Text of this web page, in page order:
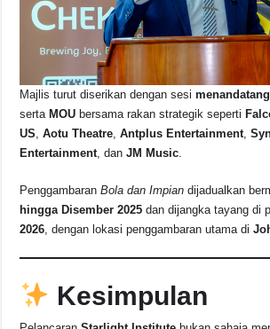
Majlis turut diserikan dengan sesi
serta MOU bersama rakan strategik seperti
US,Aotu Theatre,Antplus Entertainment,
Entertainment, danJM Music.
PenggambaranBola dan Impian dijadualkan
hingga Disember 2025 dan dijangka tayang di
2026, dengan lokasi penggambaran utama di
Kesimpulan